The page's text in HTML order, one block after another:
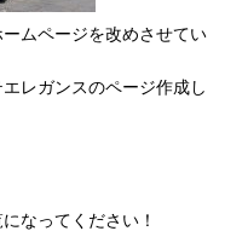
ムページを改めさせてい
レガンスのページ作成し
なってください！